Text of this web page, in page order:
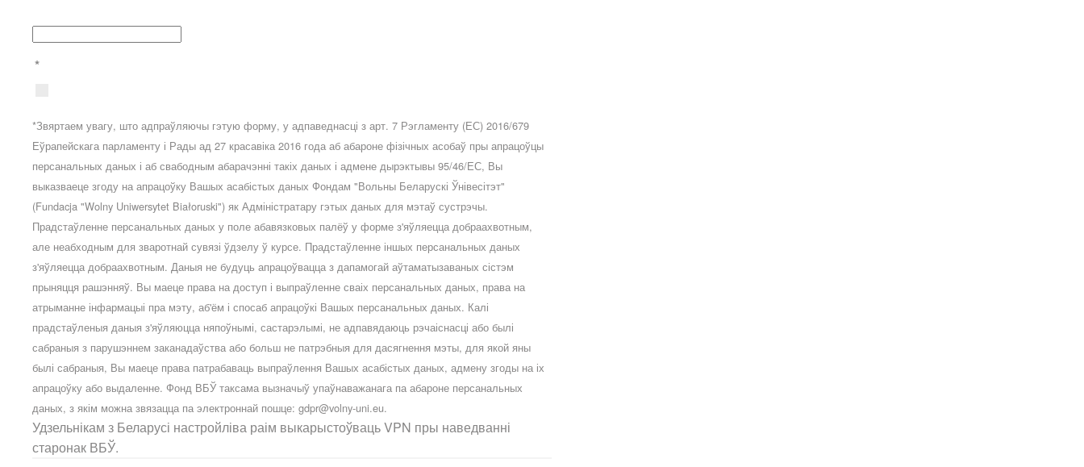
*
*Звяртаем увагу, што адпраўляючы гэтую форму, у адпаведнасці з арт. 7 Рэгламенту (ЕС) 2016/679
Еўрапейскага парламенту і Рады ад 27 красавіка 2016 года аб абароне фізічных асобаў пры апрацоўцы
персанальных даных і аб свабодным абарачэнні такіх даных і адмене дырэктывы 95/46/ЕС, Вы
выказваеце згоду на апрацоўку Вашых асабістых даных Фондам "Вольны Беларускі Ўнівесітэт"
(Fundacja "Wolny Uniwersytet Białoruski") як Адміністратару гэтых даных для мэтаў сустрэчы.
Прадстаўленне персанальных даных у поле абавязковых палёў у форме з'яўляецца добраахвотным,
але неабходным для зваротнай сувязі ўдзелу ў курсе. Прадстаўленне іншых персанальных даных
з'яўляецца добраахвотным. Даныя не будуць апрацоўвацца з дапамогай аўтаматызаваных сістэм
прыняцця рашэнняў. Вы маеце права на доступ і выпраўленне сваіх персанальных даных, права на
атрыманне інфармацыі пра мэту, аб'ём і спосаб апрацоўкі Вашых персанальных даных. Калі
прадстаўленыя даныя з'яўляюцца няпоўнымі, састарэлымі, не адпавядаюць рэчаіснасці або былі
сабраныя з парушэннем заканадаўства або больш не патрэбныя для дасягнення мэты, для якой яны
былі сабраныя, Вы маеце права патрабаваць выпраўлення Вашых асабістых даных, адмену згоды на іх
апрацоўку або выдаленне. Фонд ВБЎ таксама вызначыў упаўнаважанага па абароне персанальных
даных, з якім можна звязацца па электроннай пошце: gdpr@volny-uni.eu.
Удзельнікам з Беларусі настройліва раім выкарыстоўваць VPN пры наведванні
старонак ВБЎ.